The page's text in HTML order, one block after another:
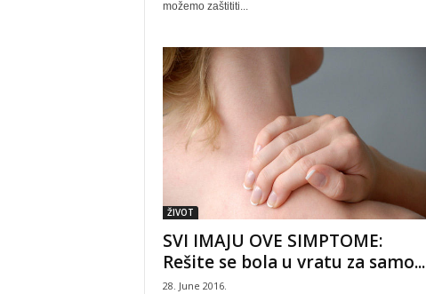
možemo zaštititi...
ŽIVOT
SVI IMAJU OVE SIMPTOME:
Rešite se bola u vratu za samo...
28. June 2016.